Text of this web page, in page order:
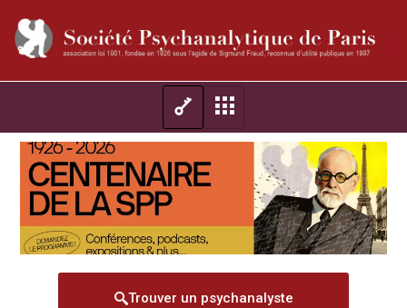
Trouver un psychanalyste